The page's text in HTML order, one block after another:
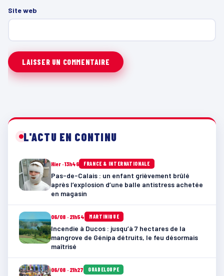
Site web
L'ACTU EN CONTINU
Hier · 13h46 FRANCE & INTERNATIONALE
Pas-de-Calais : un enfant grièvement brûlé
après l’explosion d’une balle antistress achetée
en magasin
06/08 · 21h54 MARTINIQUE
Incendie à Ducos : jusqu’à 7 hectares de la
mangrove de Génipa détruits, le feu désormais
maîtrisé
06/08 · 21h27 GUADELOUPE